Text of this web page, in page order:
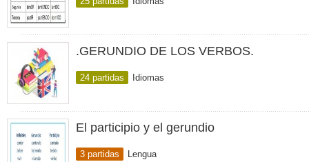
.GERUNDIO DE LOS VERBOS.
24 partidas Idiomas
El participio y el gerundio
3 partidas Lengua